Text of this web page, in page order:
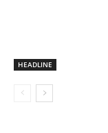
HEADLINE